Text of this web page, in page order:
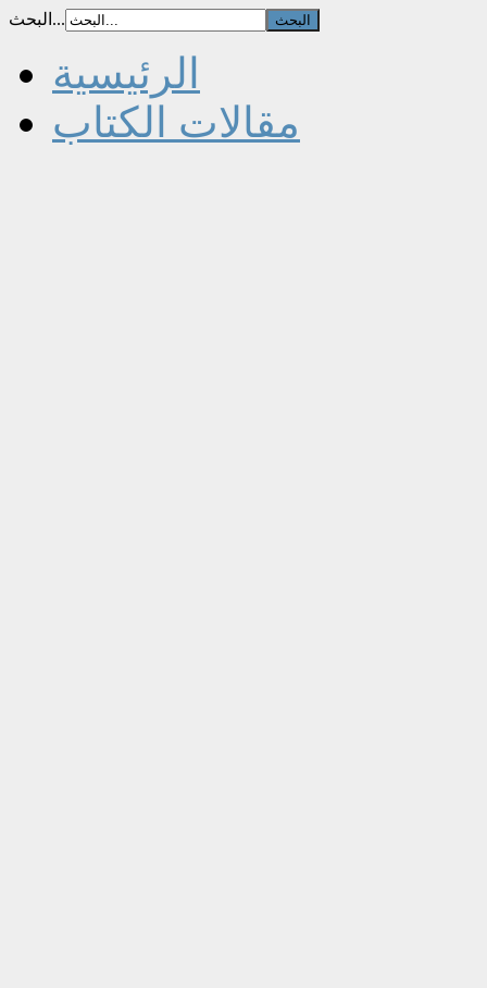
البحث...
الرئيسية
مقالات الكتاب